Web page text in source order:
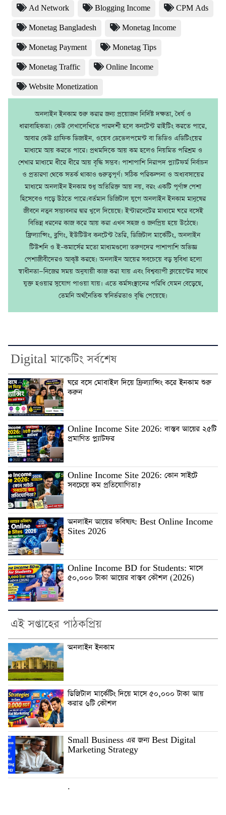
Ad Network Blogging Income CPM Ads
Monetag Bangladesh Monetag Income
Monetag Payment Monetag Tips
Monetag Traffic Online Income
Website Monetization
অনলাইন ইনকাম শুরু করার জন্য প্রয়োজন নির্দিষ্ট দক্ষতা, ধৈর্য ও
ধারাবাহিকতা। কেউ লেখালেখিতে পারদর্শী হলে কনটেন্ট রাইটিং করতে পারে,
আবার কেউ গ্রাফিক ডিজাইন, ওয়েব ডেভেলপমেন্ট বা ভিডিও এডিটিংয়ের
মাধ্যমে আয় করতে পারে। প্রথমদিকে আয় কম হলেও নিয়মিত পরিশ্রম ও
শেখার মাধ্যমে ধীরে ধীরে আয় বৃদ্ধি সম্ভব। পাশাপাশি নিরাপদ প্ল্যাটফর্ম নির্বাচন
ও প্রতারণা থেকে সতর্ক থাকাও গুরুত্বপূর্ণ। সঠিক পরিকল্পনা ও অধ্যবসায়ের
মাধ্যমে অনলাইন ইনকাম শুধু অতিরিক্ত আয় নয়, বরং একটি পূর্ণাঙ্গ পেশা
হিসেবেও গড়ে উঠতে পারে।বর্তমান ডিজিটাল যুগে অনলাইন ইনকাম মানুষের
জীবনে নতুন সম্ভাবনার দ্বার খুলে দিয়েছে। ইন্টারনেটের মাধ্যমে ঘরে বসেই
বিভিন্ন ধরনের কাজ করে আয় করা এখন সহজ ও জনপ্রিয় হয়ে উঠেছে।
ফ্রিল্যান্সিং, ব্লগিং, ইউটিউব কনটেন্ট তৈরি, ডিজিটাল মার্কেটিং, অনলাইন
টিউশনি ও ই–কমার্সের মতো মাধ্যমগুলো তরুণদের পাশাপাশি অভিজ্ঞ
পেশাজীবীদেরও আকৃষ্ট করছে। অনলাইন আয়ের সবচেয়ে বড় সুবিধা হলো
স্বাধীনতা—নিজের সময় অনুযায়ী কাজ করা যায় এবং বিশ্বব্যাপী ক্লায়েন্টের সাথে
যুক্ত হওয়ার সুযোগ পাওয়া যায়। এতে কর্মসংস্থানের পরিধি যেমন বেড়েছে,
তেমনি অর্থনৈতিক স্বনির্ভরতাও বৃদ্ধি পেয়েছে।
Digital মাকেটিং সর্বশেষ
ঘরে বসে মোবাইল দিয়ে ফ্রিল্যান্সিং করে ইনকাম শুরু
করুন
Online Income Site 2026: বাস্তব আয়ের ২৫টি
প্রমাণিত প্ল্যাটফর
Online Income Site 2026: কোন সাইটে
সবচেয়ে কম প্রতিযোগিতা?
অনলাইন আয়ের ভবিষ্যৎ: Best Online Income
Sites 2026
Online Income BD for Students: মাসে
৫০,০০০ টাকা আয়ের বাস্তব কৌশল (2026)
এই সপ্তাহের পাঠকপ্রিয়
অনলাইন ইনকাম
ডিজিটাল মার্কেটিং দিয়ে মাসে ৫০,০০০ টাকা আয়
করার ৬টি কৌশল
Small Business এর জন্য Best Digital
Marketing Strategy
.